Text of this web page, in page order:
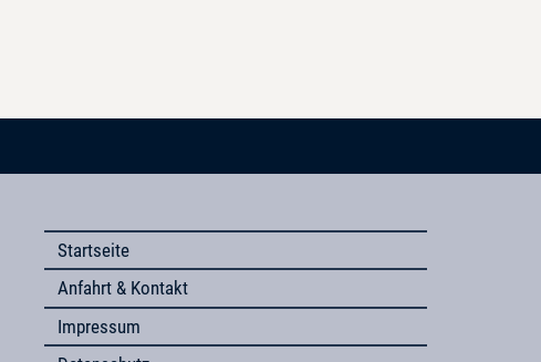
Startseite
Anfahrt & Kontakt
Impressum